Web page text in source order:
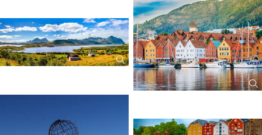
inkl. 30,-€ Servicepauschale für Reisebüroleistungen (nicht
erstattbar)
Heißgetränke, Kaffee, Wasser und Softdrinks
sowie 1 Flasche Wasser (0,5 Liter) pro Tag und Person
original italienisches, an Bord hausgemachtes Eis - 2 Kugeln in der
Waffel
ein Pizza-Erlebnis am Abend (der Kategorien Classic, Tasty oder
das nähere Umland vor. Die Ausflugs- und Besichtigungsmöglichkeiten
sind von der Liegezeit des Schiffes, dem tatsächlichen Angebot der
Reederei für diese Kreuzfahrt und den persönlichen Interessen
abhängig.
Veranstalter dieser Reise: LANG Reisen GmbH & Co. KG